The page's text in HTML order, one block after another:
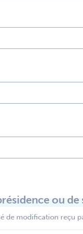
ou de
de modification reçu